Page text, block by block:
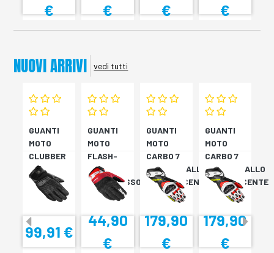
€
€
€
€
NUOVI ARRIVI vedi tutti
GUANTI
MOTO
CLUBBER
GLOVE
NERO
99,91 €
GUANTI
MOTO
FLASH-
KP
NERO/ROSSO
44,90
€
GUANTI
MOTO
CARBO 7
ROSSO/GIALLO
FLUORESCENTE
179,90
€
GUANTI
MOTO
CARBO 7
ROSSO/GIALLO
FLUORESCENTE
179,90
€